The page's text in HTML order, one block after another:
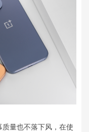
量也不落下风，在使